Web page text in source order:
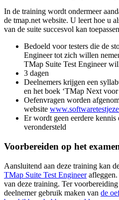
In de training wordt ondermeer
de tmap.net website. U leert hoe u
van de suite succesvol kan
Bedoeld voor testers die de
Engineer tot zich willen
TMap Suite Test Engineer
3 dagen
Deelnemers krijgen een
en het boek ‘TMap Next voor
Oefenvragen worden
website
Er wordt geen eerdere kennis
verondersteld
Voorbereiden op het
Aansluitend aan deze training kan
TMap Suite Test Engineerafleggen.
van deze training. Ter
deelnemer gebruik maken van de